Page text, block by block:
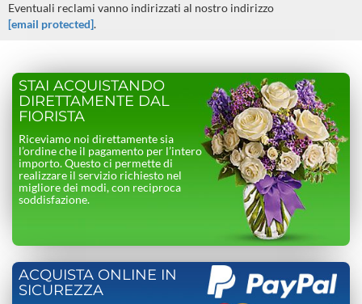
Eventuali reclami vanno indirizzati al nostro indirizzo
[email protected].
STAI ACQUISTANDO
DIRETTAMENTE DAL
FIORISTA
Riceviamo noi direttamente sia
l’ordine che il pagamento per l’intero
importo. Questo ci permette di
realizzare il servizio richiesto nel
migliore dei modi, con reciproca
soddisfazione.
ACQUISTA ONLINE IN
SICUREZZA